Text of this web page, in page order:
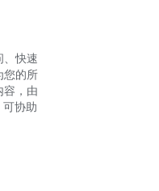
、快速
您的所
容，由
协助